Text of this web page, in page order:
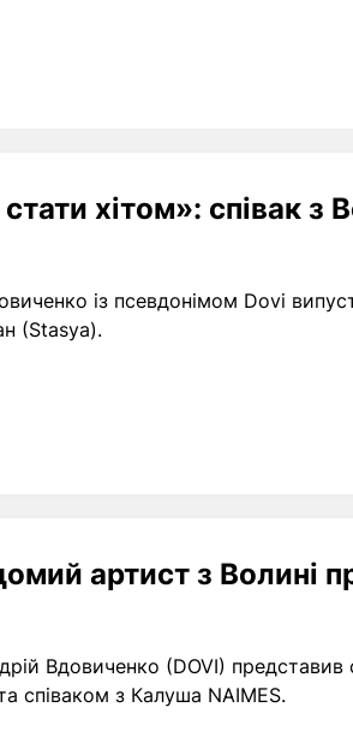
хітом»: співак з
із псевдонімом Dovi
(Stasya).
артист з Волині
разом
співаком з Калуша NAIMES.